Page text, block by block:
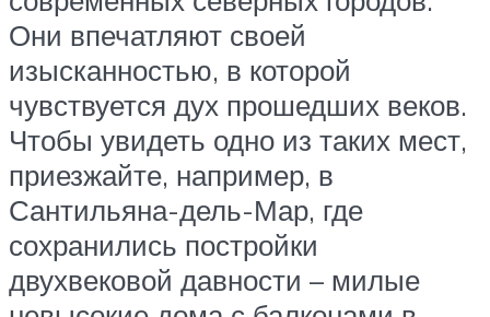
Они впечатляют своей
изысканностью, в которой
чувствуется дух прошедших веков.
Чтобы увидеть одно из таких мест,
приезжайте, например, в
Сантильяна-дель-Мар, где
сохранились постройки
двухвековой давности – милые